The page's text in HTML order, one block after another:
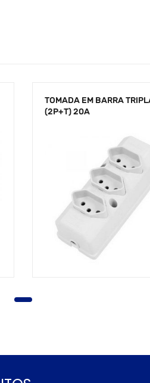
TOMADA EM BARRA
(2P+T) 20A